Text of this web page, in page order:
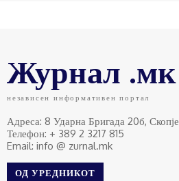
Журнал .мк
независен информативен портал
Адреса: 8 Ударна Бригада 20б, Скопје
Телефон: + 389 2 3217 815
Email: info @ zurnal.mk
ОД УРЕДНИКОТ